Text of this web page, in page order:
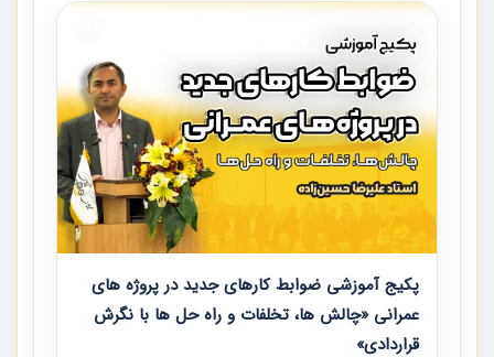
پکیج آموزشی ضوابط کارهای جدید در پروژه های
عمرانی «چالش ها، تخلفات و راه حل ها با نگرش
قراردادی»